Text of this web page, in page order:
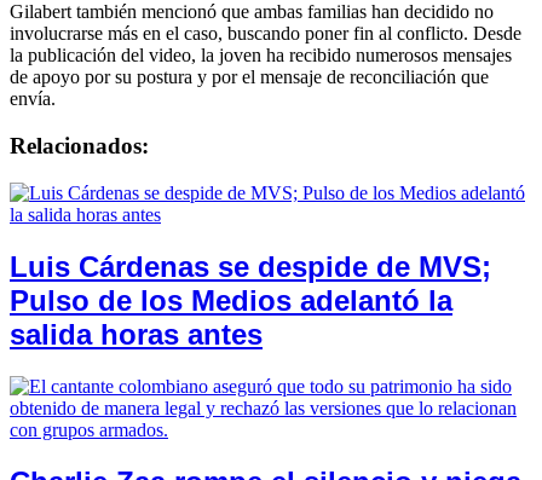
Gilabert también mencionó que ambas familias han decidido no
involucrarse más en el caso, buscando poner fin al conflicto. Desde
la publicación del video, la joven ha recibido numerosos mensajes
de apoyo por su postura y por el mensaje de reconciliación que
envía.
Relacionados:
Luis Cárdenas se despide de MVS;
Pulso de los Medios adelantó la
salida horas antes